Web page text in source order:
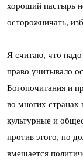
хороший пастырь
осторожничать,
Я считаю, что
право учитывало
Богопочитания и
во многих странах
культурные и
против этого, но
вмешается